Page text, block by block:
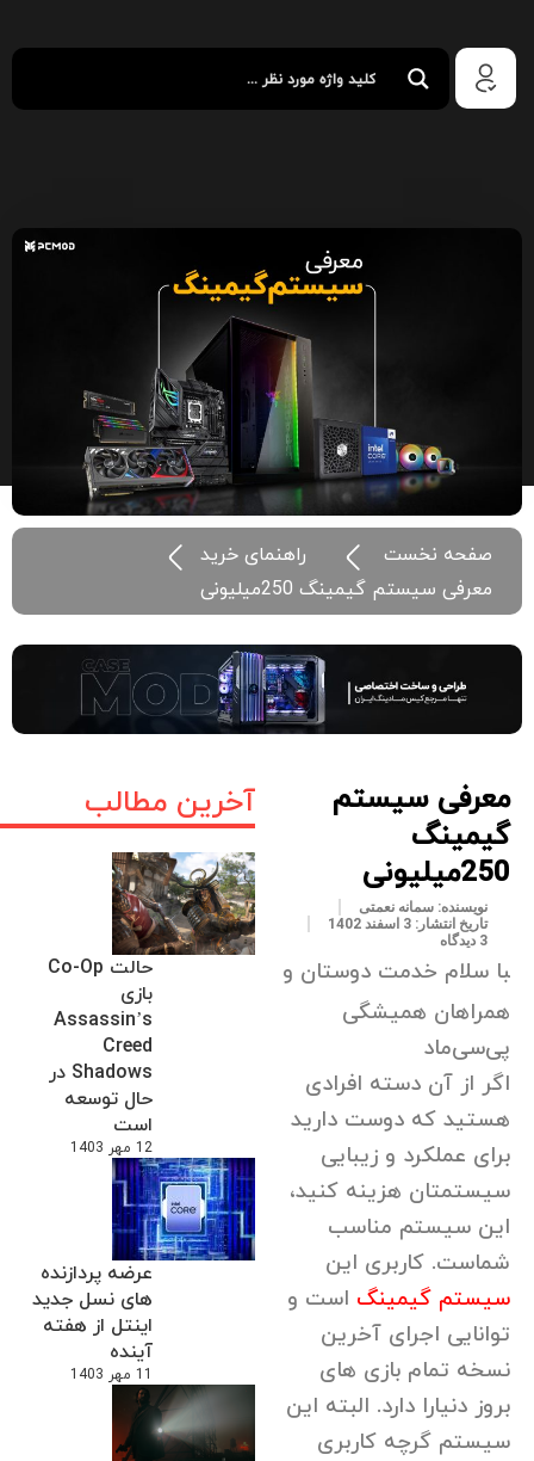
صفحه نخست
راهنمای خرید
معرفی سیستم گیمینگ 250میلیونی
آخرین مطالب
حالت Co-Op
بازی
Assassin’s
Creed
Shadows در
حال توسعه
است
12 مهر 1403
عرضه پردازنده
های نسل جدید
اینتل از هفته
آینده
11 مهر 1403
معرفی سیستم
گیمینگ
250میلیونی
نویسنده: سمانه نعمتی
تاریخ انتشار: 3 اسفند 1402
3 دیدگاه
با سلام خدمت دوستان و
همراهان همیشگی
پی‌سی‌ماد
اگر از آن دسته افرادی
هستید که دوست دارید
برای عملکرد و زیبایی
سیستمتان هزینه کنید،
این سیستم مناسب
شماست. کاربری این
سیستم گیمینگ است و
توانایی اجرای آخرین
نسخه تمام بازی های
بروز دنیارا دارد. البته این
سیستم گرچه کاربری